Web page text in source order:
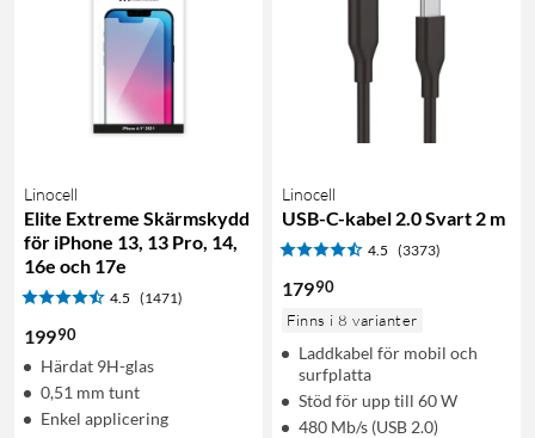
Linocell
Elite Extreme Skärmskydd
för iPhone 13, 13 Pro, 14,
16e och 17e
4.5 (1471)
19990
Härdat 9H-glas
0,51 mm tunt
Enkel applicering
Linocell
USB-C-kabel 2.0 Svart 2 m
4.5 (3373)
17990
Finns i 8 varianter
Laddkabel för mobil och
surfplatta
Stöd för upp till 60 W
480 Mb/s (USB 2.0)